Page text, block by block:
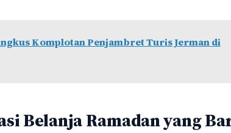
Komplotan Penjambret Turis Jerman di
Belanja Ramadan yang